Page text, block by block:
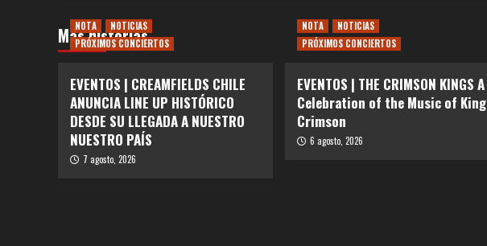
Más historias
NOTA
NOTICIAS
PRÓXIMOS CONCIERTOS
EVENTOS | CREAMFIELDS CHILE
ANUNCIA LINE UP HISTÓRICO
DESDE SU LLEGADA A NUESTRO
NUESTRO PAÍS
7 agosto, 2026
NOTA
NOTICIAS
PRÓXIMOS CONCIERTOS
EVENTOS | THE CRIMSON KINGS A
Celebration of the Music of King
Crimson
6 agosto, 2026